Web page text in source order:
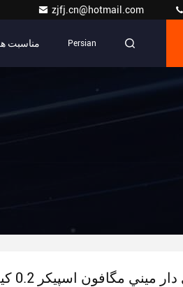
zjfj.cn@hotmail.com
مناسبت Persian
باطري